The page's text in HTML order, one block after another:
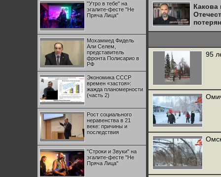
"Утро в тебе" на
эгалите-фесте "Не
Пряча Лица"
Мохаммед Фидель
Али Селем,
представитель
фронта Полисарио в
РФ
Экономика СССР
времен «застоя»:
жажда планомерности
(часть 2)
Рост социального
неравенства в 21
веке: причины и
последствия
"Строки и Звуки" на
эгалите-фесте "Не
Пряча Лица"
95